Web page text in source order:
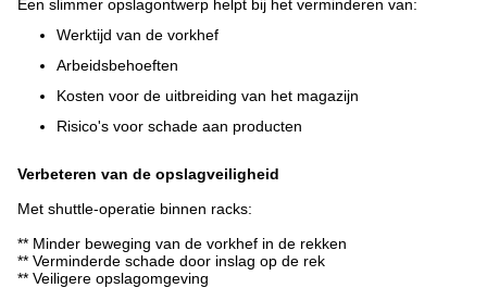
Een slimmer opslagontwerp helpt bij het verminderen van:
Werktijd van de vorkhef
Arbeidsbehoeften
Kosten voor de uitbreiding van het magazijn
Risico's voor schade aan producten
Verbeteren van de opslagveiligheid
Met shuttle-operatie binnen racks:
** Minder beweging van de vorkhef in de rekken
** Verminderde schade door inslag op de rek
** Veiligere opslagomgeving